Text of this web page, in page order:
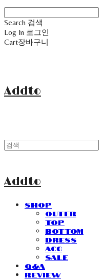
Search 검색
Log In 로그인
Cart장바구니
Addto
Addto
SHOP
Outer
Top
Bottom
Dress
Acc
Sale
Q&A
Review